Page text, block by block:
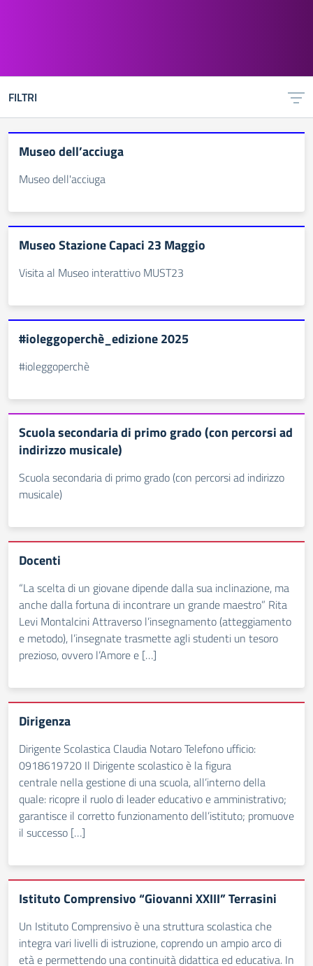
FILTRI
Museo dell’acciuga
Museo dell'acciuga
Museo Stazione Capaci 23 Maggio
Visita al Museo interattivo MUST23
#ioleggoperchè_edizione 2025
#ioleggoperchè
Scuola secondaria di primo grado (con percorsi ad
indirizzo musicale)
Scuola secondaria di primo grado (con percorsi ad indirizzo
musicale)
Docenti
“La scelta di un giovane dipende dalla sua inclinazione, ma
anche dalla fortuna di incontrare un grande maestro” Rita
Levi Montalcini Attraverso l’insegnamento (atteggiamento
e metodo), l’insegnate trasmette agli studenti un tesoro
prezioso, ovvero l’Amore e […]
Dirigenza
Dirigente Scolastica Claudia Notaro Telefono ufficio:
0918619720 Il Dirigente scolastico è la figura
centrale nella gestione di una scuola, all’interno della
quale: ricopre il ruolo di leader educativo e amministrativo;
garantisce il corretto funzionamento dell’istituto; promuove
il successo […]
Istituto Comprensivo “Giovanni XXIII” Terrasini
Un Istituto Comprensivo è una struttura scolastica che
integra vari livelli di istruzione, coprendo un ampio arco di
età e permettendo una continuità didattica ed educativa. In